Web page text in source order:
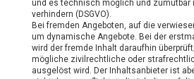
und es technisch möglich und zumutbar
verhindern (DSGVO).
Bei fremden Angeboten, auf die
um dynamische Angebote. Bei der
wird der fremde Inhalt daraufhin
mögliche zivilrechtliche oder
ausgelöst wird. Der Inhaltsanbieter ist